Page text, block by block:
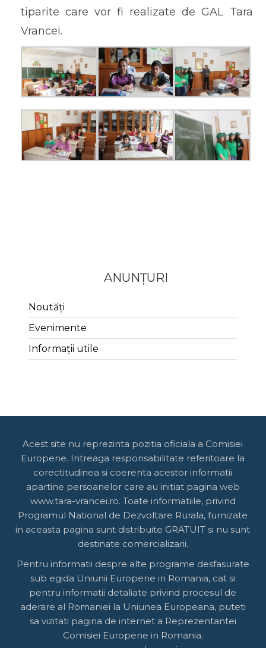
tiparite care vor fi realizate de GAL Tara
Vrancei.
ANUNȚURI
Noutăți
Evenimente
Informații utile
Acest site nu reprezinta pozitia oficiala a Comisiei
Europene. Intreaga responsabilitate referitoare la
corectitudinea si coerenta acestor informatii
apartine persoanelor care au initiat pagina web
www.tara-vrancei.ro. Toate informatiile, privind
Programul National de Dezvoltare Rurala, furnizate
in aceasta pagina sunt distribuite GRATUIT si nu sunt
destinate comercializarii.
Pentru informatii despre alte programe desfasurate
sub egida Uniunii Europene in Romania, cat si
pentru informatii detaliate privind procesul de
aderare al Romaniei la Uniunea Europeana, puteti
sa vizitati pagina de internet a Reprezentantei
Comisiei Europene in Romania.